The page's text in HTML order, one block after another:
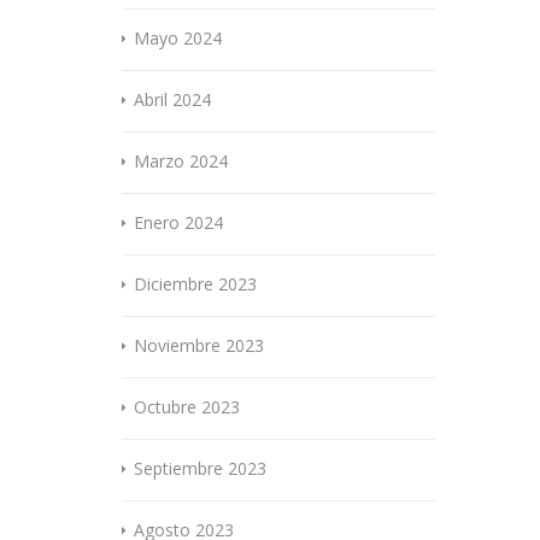
Mayo 2024
Abril 2024
Marzo 2024
Enero 2024
Diciembre 2023
Noviembre 2023
Octubre 2023
Septiembre 2023
Agosto 2023